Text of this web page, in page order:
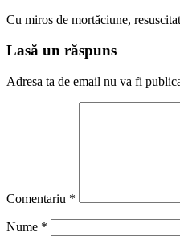
Cu miros de mortăciune,
Lasă un răspuns
Adresa ta de email nu va fi
Comentariu *
Nume *